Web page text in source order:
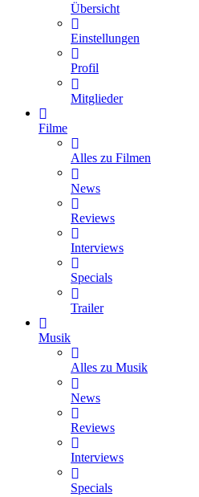
Übersicht
Einstellungen
Profil
Mitglieder
Filme
Alles zu Filmen
News
Reviews
Interviews
Specials
Trailer
Musik
Alles zu Musik
News
Reviews
Interviews
Specials